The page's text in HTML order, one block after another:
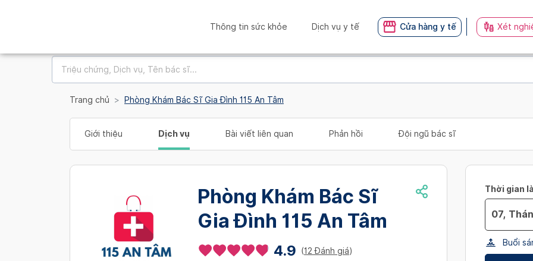
Thông tin sức khỏe Dịch vụ y tế Cửa hàng y tế Xét
Trang chủ Phòng Khám Bác Sĩ Gia Đình 115 An Tâm
Giới thiệu Dịch vụ Bài viết liên quan Phản hồi Đội ngũ bác sĩ
Phòng Khám Bác Sĩ
Gia Đình 115 An Tâm
4.9 (12 Đánh giá)
Thời gian
Navigate
forward
Buổi